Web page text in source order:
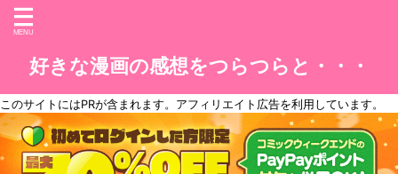
好きな漫画の感想をつらつらと・・・
このサイトにはPRが含まれます。アフィリエイト広告を利用しています。